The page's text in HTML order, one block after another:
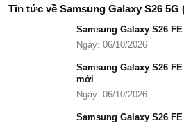
nặng.
Bộ nhớ 12GB RAM + 256GB
nhiệm, lưu trữ thoải mái ảnh,
nâng cấp cho khả năng zoom
ảnh đồng đều.
Galaxy AI tích hợp trong One UI
minh, xử lý nội dung và tối ưu trải
Samsung Galaxy S26
Ngày: 06/10/2026
Samsung Galaxy S26
mới
Ngày: 06/10/2026
Samsung Galaxy S26